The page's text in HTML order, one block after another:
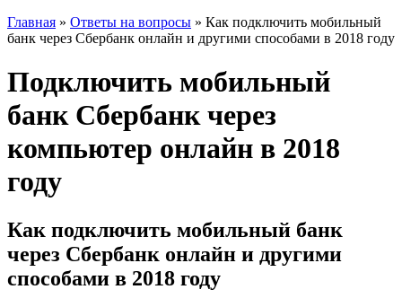
Главная » Ответы на вопросы » Как подключить мобильный
банк через Сбербанк онлайн и другими способами в 2018 году
Подключить мобильный
банк Сбербанк через
компьютер онлайн в 2018
году
Как подключить мобильный банк
через Сбербанк онлайн и другими
способами в 2018 году